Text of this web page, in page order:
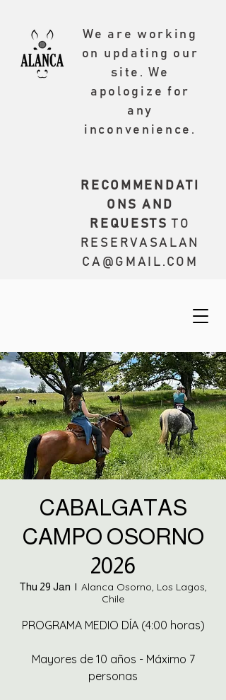
We are working
on updating our
site. We
apologize for
any
inconvenience.
RECOMMENDATI
ONS AND
REQUESTS TO
RESERVASALAN
CA@GMAIL.COM
CABALGATAS
CAMPO OSORNO
2026
Thu 29 Jan
  |
Alanca Osorno, Los Lagos,
Chile
PROGRAMA MEDIO DÍA (4:00 horas)
Mayores de 10 años - Máximo 7
personas